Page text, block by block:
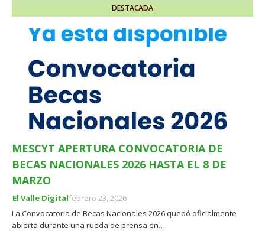
DESTACADA
MESCYT APERTURA CONVOCATORIA DE
BECAS NACIONALES 2026 HASTA EL 8 DE
MARZO
El Valle Digitalfebrero 23, 2026
La Convocatoria de Becas Nacionales 2026 quedó oficialmente
abierta durante una rueda de prensa en…